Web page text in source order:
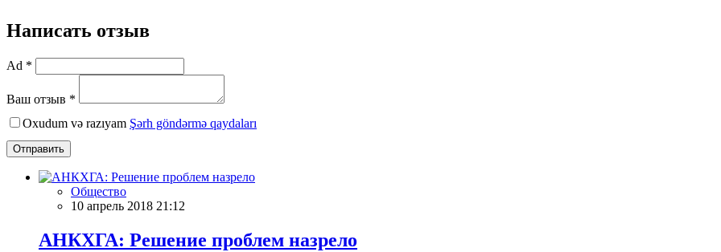
Написать отзыв
Ad *
Ваш отзыв *
Oxudum və razıyam Şərh göndərmə qaydaları
Отправить
Общество
10 апрель 2018 21:12
АНКХГА: Решение проблем назрело